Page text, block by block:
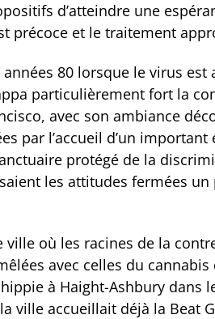
d’atteindre une
précoce et le traitement
années 80 lorsque le virus est
particulièrement fort la
avec son ambiance
par l’accueil d’un important
protégé de la
les attitudes fermées un
ville où les racines de la
avec celles du cannabis
à Haight-Ashbury dans
ville accueillait déjà la Beat